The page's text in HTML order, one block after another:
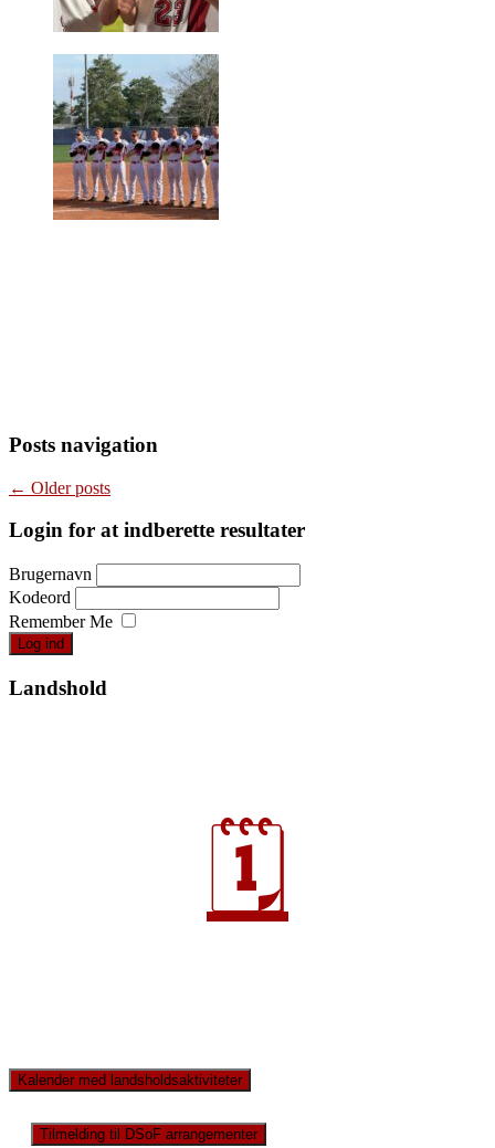
Posts navigation
← Older posts
Login for at indberette resultater
Brugernavn
Kodeord
Remember Me
Landshold
🗓
Kalender med landsholdsaktiviteter
Tilmelding til DSoF arrangementer